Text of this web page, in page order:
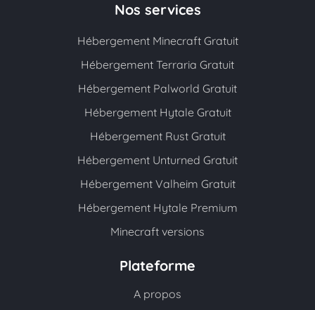
Nos services
Hébergement Minecraft Gratuit
Hébergement Terraria Gratuit
Hébergement Palworld Gratuit
Hébergement Hytale Gratuit
Hébergement Rust Gratuit
Hébergement Unturned Gratuit
Hébergement Valheim Gratuit
Hébergement Hytale Premium
Minecraft versions
Plateforme
A propos